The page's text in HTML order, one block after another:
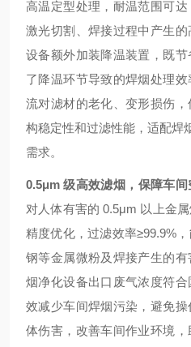
高温定型处理，耐温范围可
激光切割、焊接过程中产生
设备额外加装降温装置，既
了降温环节导致的焊烟处理
流对滤材的老化、变形损伤
构稳定性和过滤性能，适配焊
需求。
0.5μm 级高效滤烟，保障车
对人体有害的 0.5μm 以上金
精度优化，过滤效率≥99.9%
钢等金属微粉及焊接产生的
烟净化设备出口废气浓度符
效减少车间焊烟污染，避免
体伤害，改善车间作业环境